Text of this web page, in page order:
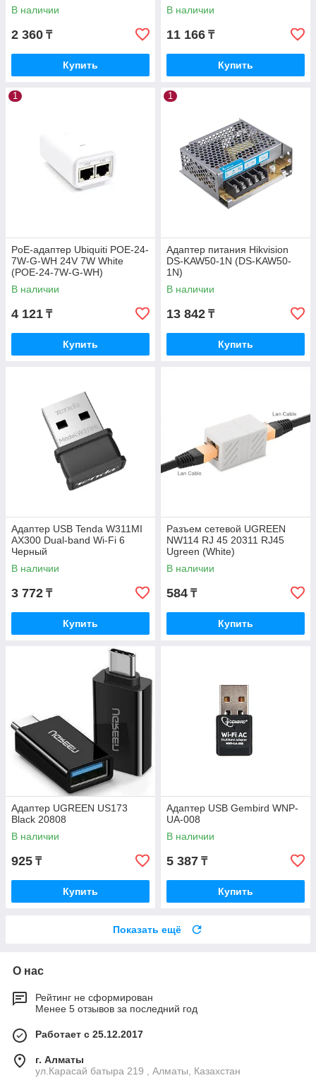
В наличии
2 360 ₸
Купить
В наличии
11 166 ₸
Купить
1
PoE-адаптер Ubiquiti POE-24-
7W-G-WH 24V 7W White
(POE-24-7W-G-WH)
В наличии
4 121 ₸
Купить
1
Адаптер питания Hikvision
DS-KAW50-1N (DS-KAW50-
1N)
В наличии
13 842 ₸
Купить
Адаптер USB Tenda W311MI
AX300 Dual-band Wi-Fi 6
Черный
В наличии
3 772 ₸
Купить
Разъем сетевой UGREEN
NW114 RJ 45 20311 RJ45
Ugreen (White)
В наличии
584 ₸
Купить
Адаптер UGREEN US173
Black 20808
В наличии
925 ₸
Купить
Адаптер USB Gembird WNP-
UA-008
В наличии
5 387 ₸
Купить
Показать ещё
О нас
Рейтинг не сформирован
Менее 5 отзывов за последний год
Работает с 25.12.2017
г. Алматы
ул.Карасай батыра 219 , Алматы, Казахстан